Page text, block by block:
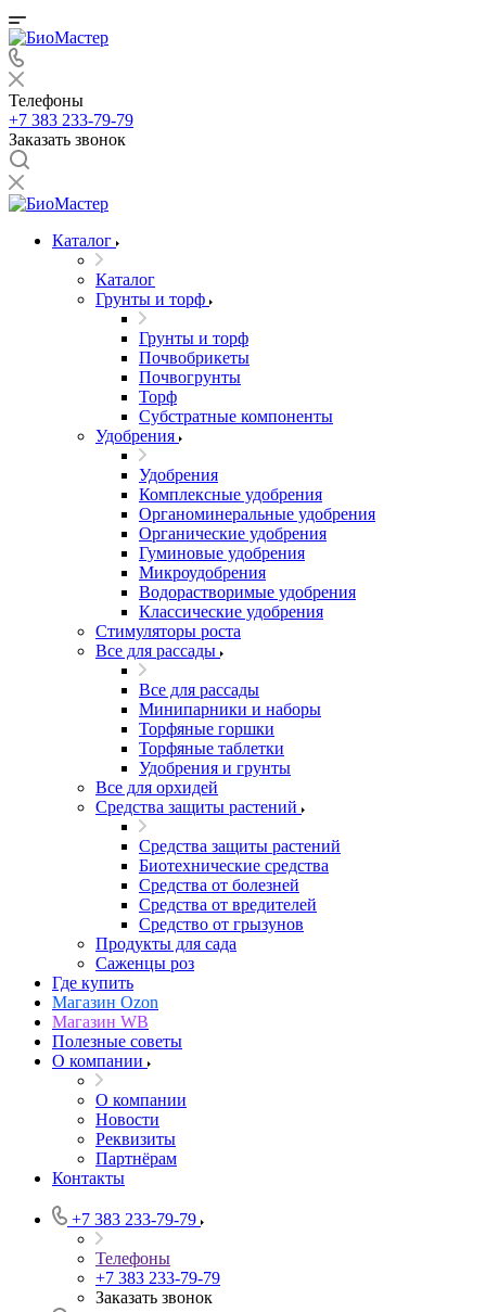
Телефоны
+7 383 233-79-79
Заказать звонок
Каталог
Каталог
Грунты и торф
Грунты и торф
Почвобрикеты
Почвогрунты
Торф
Субстратные компоненты
Удобрения
Удобрения
Комплексные удобрения
Органоминеральные удобрения
Органические удобрения
Гуминовые удобрения
Микроудобрения
Водорастворимые удобрения
Классические удобрения
Стимуляторы роста
Все для рассады
Все для рассады
Минипарники и наборы
Торфяные горшки
Торфяные таблетки
Удобрения и грунты
Все для орхидей
Средства защиты растений
Средства защиты растений
Биотехнические средства
Средства от болезней
Средства от вредителей
Средство от грызунов
Продукты для сада
Саженцы роз
Где купить
Магазин Ozon
Магазин WB
Полезные советы
О компании
О компании
Новости
Реквизиты
Партнёрам
Контакты
+7 383 233-79-79
Телефоны
+7 383 233-79-79
Заказать звонок